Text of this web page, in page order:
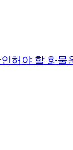
해야 할 화물